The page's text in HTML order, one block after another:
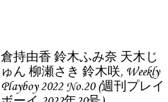
倉持由香 鈴木ふみ奈 天木じ
ゅん 柳瀬さき 鈴木咲, Weekly
Playboy 2022 No.20 (週刊プレイ